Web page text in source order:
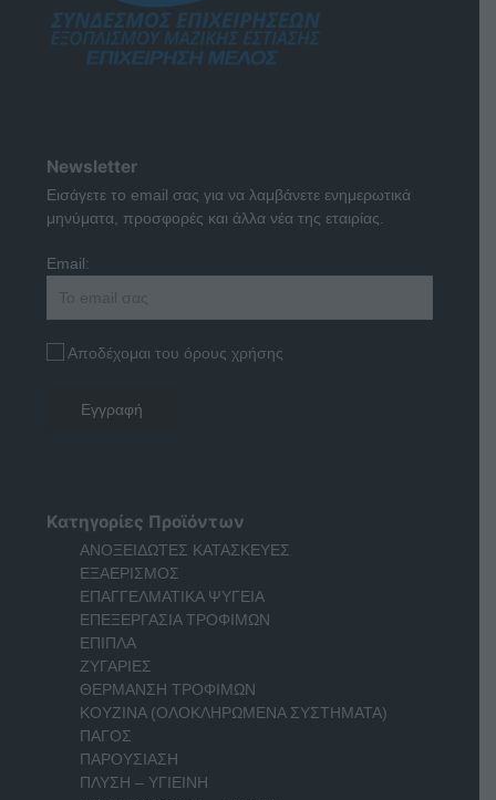
Newsletter
Εισάγετε το email σας για να λαμβάνετε ενημερωτικά
μηνύματα, προσφορές και άλλα νέα της εταιρίας.
Email:
Αποδέχομαι του όρους χρήσης
Κατηγορίες Προϊόντων
ΑΝΟΞΕΙΔΩΤΕΣ ΚΑΤΑΣΚΕΥΕΣ
ΕΞΑΕΡΙΣΜΟΣ
ΕΠΑΓΓΕΛΜΑΤΙΚΑ ΨΥΓΕΙΑ
ΕΠΕΞΕΡΓΑΣΙΑ ΤΡΟΦΙΜΩΝ
ΕΠΙΠΛΑ
ΖΥΓΑΡΙΕΣ
ΘΕΡΜΑΝΣΗ ΤΡΟΦΙΜΩΝ
ΚΟΥΖΙΝΑ (ΟΛΟΚΛΗΡΩΜΕΝΑ ΣΥΣΤΗΜΑΤΑ)
ΠΑΓΟΣ
ΠΑΡΟΥΣΙΑΣΗ
ΠΛΥΣΗ – ΥΓΙΕΙΝΗ